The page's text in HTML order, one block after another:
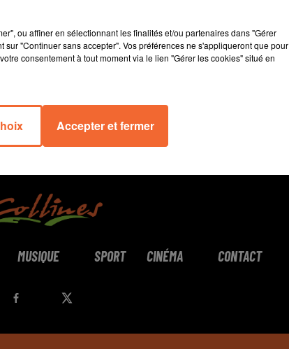
MUSIQUE SPORT CINÉMA CONTACT
ou affiner en sélectionnant les finalités et/ou partenaires dans "Gérer
"Continuer sans accepter". Vos préférences ne s'appliqueront que pour
consentement à tout moment via le lien "Gérer les cookies" situé en
Accepter et fermer